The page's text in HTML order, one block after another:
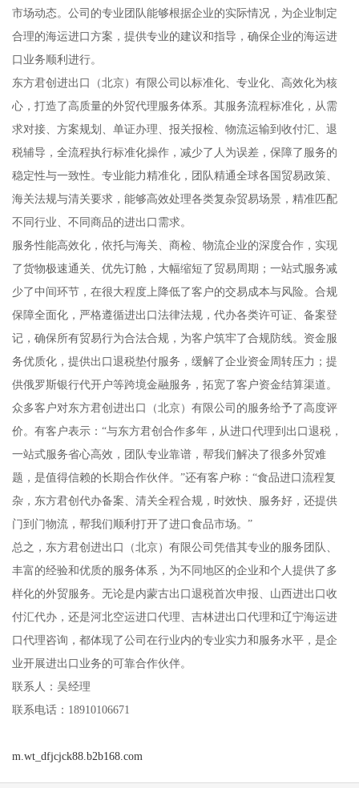
市场动态。公司的专业团队能够根据企业的实际情况，为企业制定
合理的海运进口方案，提供专业的建议和指导，确保企业的海运进
口业务顺利进行。
东方君创进出口（北京）有限公司以标准化、专业化、高效化为核
心，打造了高质量的外贸代理服务体系。其服务流程标准化，从需
求对接、方案规划、单证办理、报关报检、物流运输到收付汇、退
税辅导，全流程执行标准化操作，减少了人为误差，保障了服务的
稳定性与一致性。专业能力精准化，团队精通全球各国贸易政策、
海关法规与清关要求，能够高效处理各类复杂贸易场景，精准匹配
不同行业、不同商品的进出口需求。
服务性能高效化，依托与海关、商检、物流企业的深度合作，实现
了货物极速通关、优先订舱，大幅缩短了贸易周期；一站式服务减
少了中间环节，在很大程度上降低了客户的交易成本与风险。合规
保障全面化，严格遵循进出口法律法规，代办各类许可证、备案登
记，确保所有贸易行为合法合规，为客户筑牢了合规防线。资金服
务优质化，提供出口退税垫付服务，缓解了企业资金周转压力；提
供俄罗斯银行代开户等跨境金融服务，拓宽了客户资金结算渠道。
众多客户对东方君创进出口（北京）有限公司的服务给予了高度评
价。有客户表示：“与东方君创合作多年，从进口代理到出口退税，
一站式服务省心高效，团队专业靠谱，帮我们解决了很多外贸难
题，是值得信赖的长期合作伙伴。”还有客户称：“食品进口流程复
杂，东方君创代办备案、清关全程合规，时效快、服务好，还提供
门到门物流，帮我们顺利打开了进口食品市场。”
总之，东方君创进出口（北京）有限公司凭借其专业的服务团队、
丰富的经验和优质的服务体系，为不同地区的企业和个人提供了多
样化的外贸服务。无论是内蒙古出口退税首次申报、山西进出口收
付汇代办，还是河北空运进口代理、吉林进出口代理和辽宁海运进
口代理咨询，都体现了公司在行业内的专业实力和服务水平，是企
业开展进出口业务的可靠合作伙伴。
联系人：吴经理
联系电话：18910106671
m.wt_dfjcjck88.b2b168.com